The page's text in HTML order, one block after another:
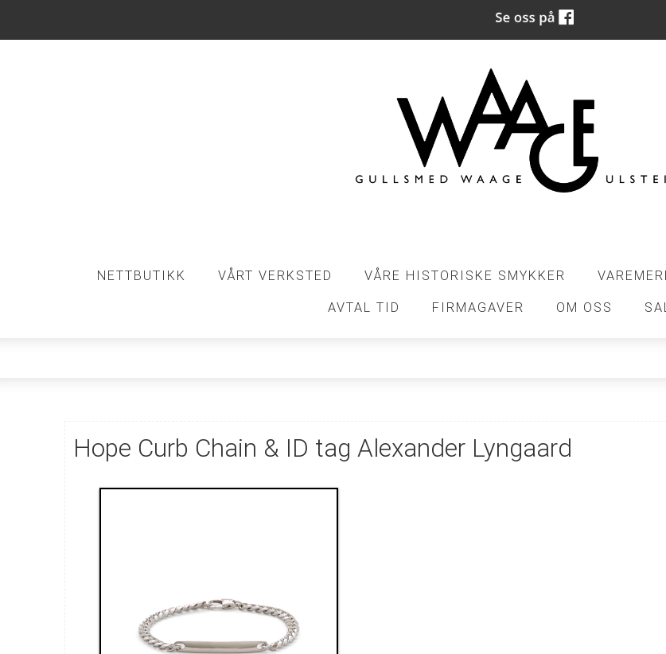
NETTBUTIKK VÅRT VERKSTED VÅRE HISTORISKE SMYKKER
AVTAL TID FIRMAGAVER OM OSS
Hope Curb Chain & ID tag Alexander Lyngaard